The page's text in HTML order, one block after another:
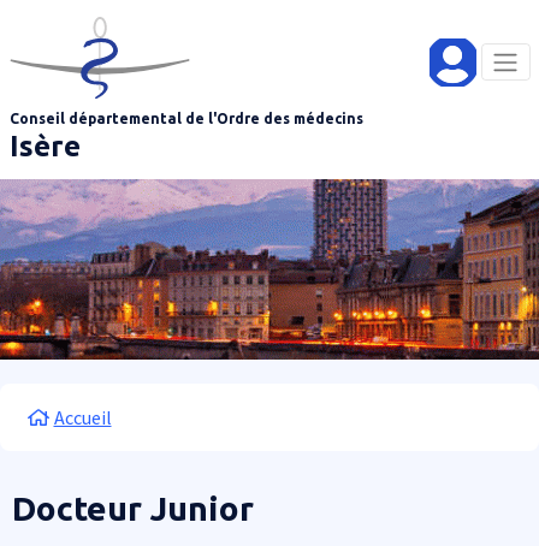
Aller au contenu principal
Conseil départemental de l'Ordre des médecins
Isère
Fil d'Ariane
Accueil
Docteur Junior
Panneau de gestion des cookies